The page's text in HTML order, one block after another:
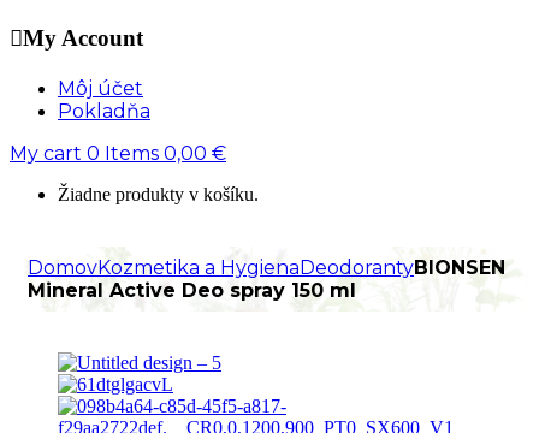
My Account
Môj účet
Pokladňa
My cart 0 Items 0,00 €
Žiadne produkty v košíku.
DomovKozmetika a Hygiena DeodorantyBIONSEN
Mineral Active Deo spray 150 ml